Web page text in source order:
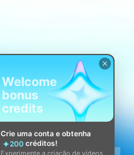
Welcome
bonus
credits
Crie uma conta e obtenha
200 créditos!
Experimente a criação de vídeos